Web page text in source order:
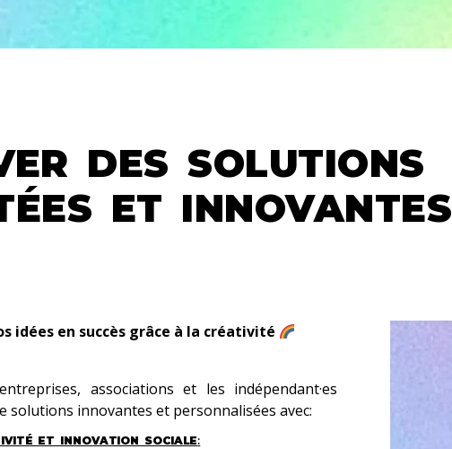
DES SOLUTIONS
ET INNOVANTES
idées en succès grâce à la créativité
associations et les indépendant·es
solutions innovantes et personnalisées avec:
ET INNOVATION SOCIALE: